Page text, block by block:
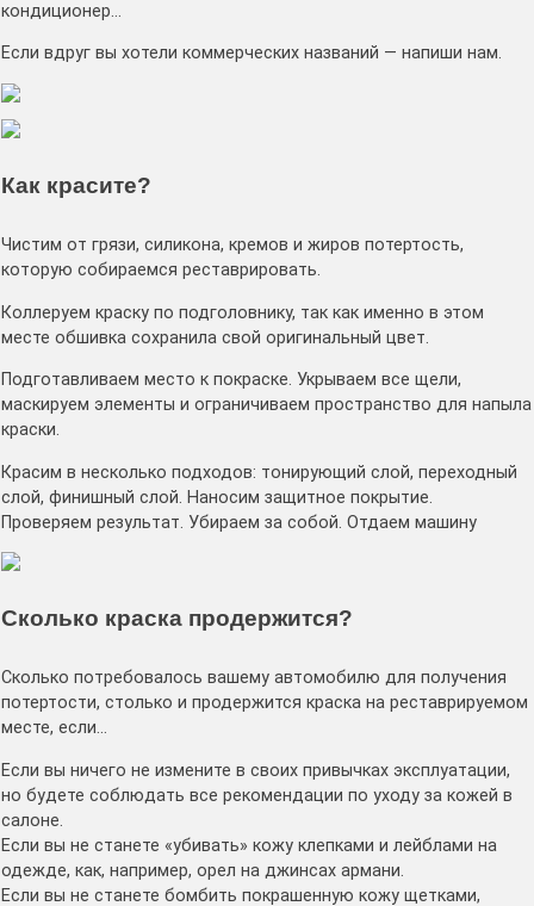
кондиционер…
Если вдруг вы хотели коммерческих названий — напиши нам.
Как красите?
Чистим от грязи, силикона, кремов и жиров потертость,
которую собираемся реставрировать.
Коллеруем краску по подголовнику, так как именно в этом
месте обшивка сохранила свой оригинальный цвет.
Подготавливаем место к покраске. Укрываем все щели,
маскируем элементы и ограничиваем пространство для напыла
краски.
Красим в несколько подходов: тонирующий слой, переходный
слой, финишный слой. Наносим защитное покрытие.
Проверяем результат. Убираем за собой. Отдаем машину
Сколько краска продержится?
Сколько потребовалось вашему автомобилю для получения
потертости, столько и продержится краска на реставрируемом
месте, если…
Если вы ничего не измените в своих привычках эксплуатации,
но будете соблюдать все рекомендации по уходу за кожей в
салоне.
Если вы не станете «убивать» кожу клепками и лейблами на
одежде, как, например, орел на джинсах армани.
Если вы не станете бомбить покрашенную кожу щетками,